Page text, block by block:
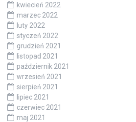
kwiecień 2022
marzec 2022
luty 2022
styczeń 2022
grudzień 2021
listopad 2021
październik 2021
wrzesień 2021
sierpień 2021
lipiec 2021
czerwiec 2021
maj 2021